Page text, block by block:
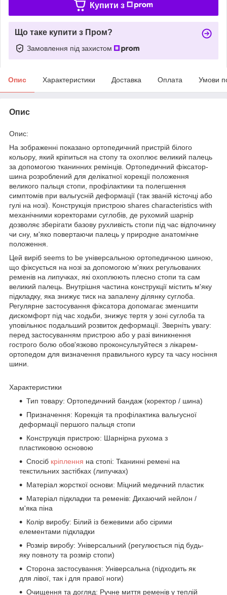
Купити з
Що таке купити з Пром?
Замовлення під захистом
Опис Характеристики Доставка Оплата Умови
Опис
Опис:
На зображенні показано ортопедичний пристрій білого
кольору, який кріпиться на стопу та охоплює великий палець
за допомогою тканинних ремінців. Ортопедичний фіксатор-
шина розроблений для делікатної корекції положення
великого пальця стопи, профілактики та полегшення
симптомів при вальгусній деформації (так званій кісточці або
гулі на нозі). Конструкція пристрою shares characteristics with
механічними коректорами суглобів, де рухомий шарнір
дозволяє зберігати базову рухливість стопи під час відпочинку
чи сну, м'яко повертаючи палець у природне анатомічне
положення.
Цей виріб seems to be універсальною ортопедичною шиною,
що фіксується на нозі за допомогою м'яких регульованих
ременів на липучках, які охоплюють плесно стопи та сам
великий палець. Внутрішня частина конструкції містить м'яку
підкладку, яка знижує тиск на запалену ділянку суглоба.
Регулярне застосування фіксатора допомагає зменшити
дискомфорт під час ходьби, знижує тертя у зоні суглоба та
уповільнює подальший розвиток деформації. Зверніть увагу:
перед застосуванням пристрою або у разі виникнення
гострого болю обов'язково проконсультуйтеся з лікарем-
ортопедом для визначення правильного курсу та часу носіння
шини.
Характеристики
Тип товару: Ортопедичний бандаж (коректор / шина)
Призначення: Корекція та профілактика вальгусної
деформації першого пальця стопи
Конструкція пристрою: Шарнірна рухома з
пластиковою основою
Спосіб кріплення на стопі: Тканинні ремені на
текстильних застібках (липучках)
Матеріал жорсткої основи: Міцний медичний пластик
Матеріал підкладки та ременів: Дихаючий нейлон /
м'яка піна
Колір виробу: Білий із бежевими або сірими
елементами підкладки
Розмір виробу: Універсальний (регулюється під будь-
яку повноту та розмір стопи)
Сторона застосування: Універсальна (підходить як
для лівої, так і для правої ноги)
Очищення та догляд: Ручне миття ременів у теплій